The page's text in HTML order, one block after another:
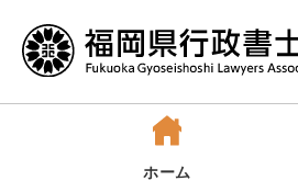
ホーム